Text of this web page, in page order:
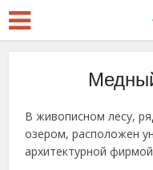
В живописном лесу,
озером, расположен
архитектурной фирмой